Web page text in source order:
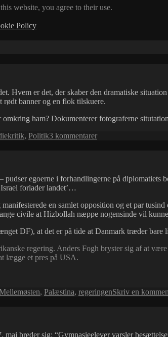
website, you agree to their use.
Policy
Hvem er det, der skaber den dramatiske
rødt banner og en flok tilskuere.
ham? Dokumenterer fotograferne
, Politik3 kommentarertil
egoerne i forhandlingerne på diplomatiets
forlader landet’…
en samlet opposition og et par
civile at Hizbollah næppe nogensinde vil
DF), at det er på tide at Danmark træder bare
regering. Anders Fogh bryster sig af at
lægge et pres på USA.
, Palæstina, regeringenSkriv en
maj breder sig: “Gymnasieelever varsler